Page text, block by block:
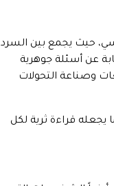
حيث يجمع بين السرد
عن أسئلة جوهرية
وصناعة التحولات
يجعله قراءة ثرية لكل